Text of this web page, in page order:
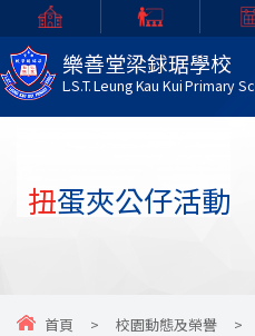
樂善堂梁銶琚學校
L.S.T. Leung Kau Kui Primary
扭蛋夾公仔活動
首頁 > 校園動態及榮譽 >